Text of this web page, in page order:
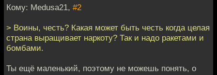
Кому: Medusa21, #2
> Воины, честь? Какая может быть честь когда целая
страна выращивает наркоту? Так и надо ракетами и
бомбами.
Ты ещё маленький, поэтому не можешь понять, о